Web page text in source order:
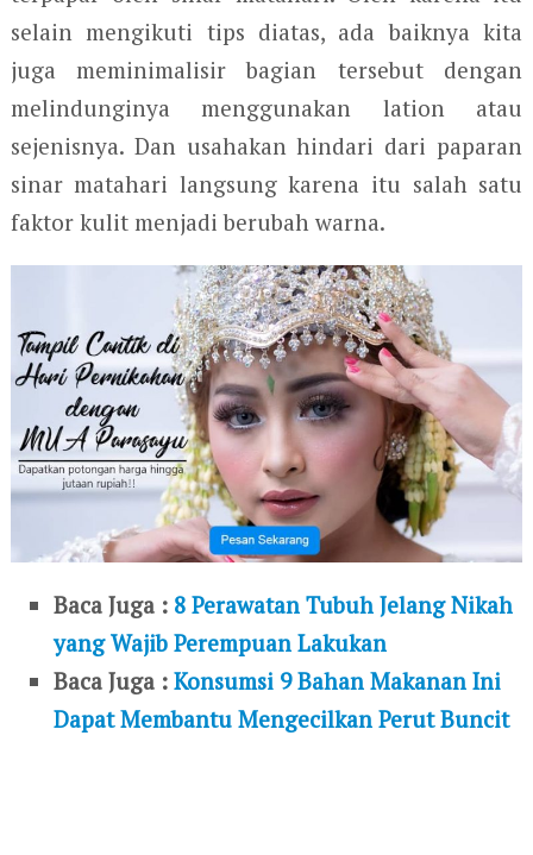
selain mengikuti tips diatas, ada baiknya kita
juga meminimalisir bagian tersebut dengan
melindunginya menggunakan lation atau
sejenisnya. Dan usahakan hindari dari paparan
sinar matahari langsung karena itu salah satu
faktor kulit menjadi berubah warna.
Baca Juga : 8 Perawatan Tubuh Jelang Nikah
yang Wajib Perempuan Lakukan
Baca Juga :Konsumsi 9 Bahan Makanan Ini
Dapat Membantu Mengecilkan Perut Buncit